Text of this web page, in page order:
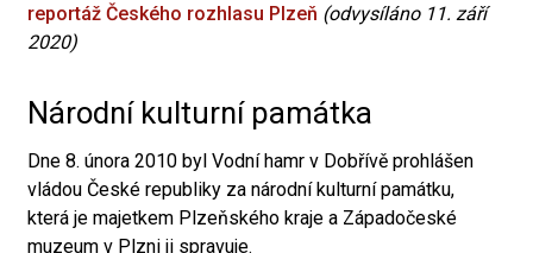
reportáž Českého rozhlasu Plzeň (odvysíláno 11. září
2020)
Národní kulturní památka
Dne 8. února 2010 byl Vodní hamr v Dobřívě prohlášen
vládou České republiky za národní kulturní památku,
která je majetkem Plzeňského kraje a Západočeské
muzeum v Plzni ji spravuje.